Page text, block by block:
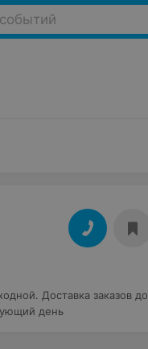
Доставка заказов до
день